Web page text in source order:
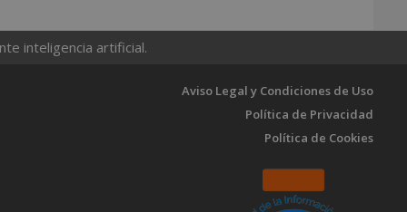
inteligencia artificial.
Aviso Legal y Condiciones de Uso
Política de Privacidad
Política de Cookies